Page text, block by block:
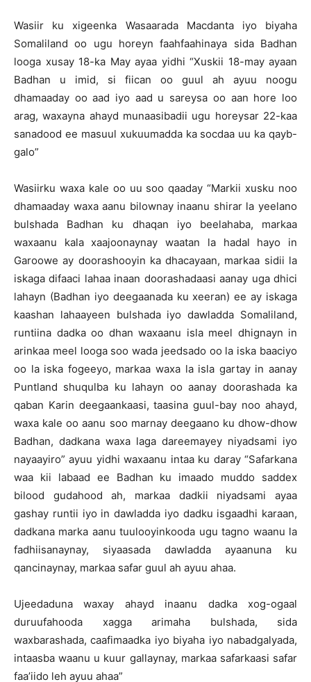
Wasiir ku xigeenka Wasaarada Macdanta iyo biyaha
Somaliland oo ugu horeyn faahfaahinaya sida Badhan
looga xusay 18-ka May ayaa yidhi “Xuskii 18-may ayaan
Badhan u imid, si fiican oo guul ah ayuu noogu
dhamaaday oo aad iyo aad u sareysa oo aan hore loo
arag, waxayna ahayd munaasibadii ugu horeysar 22-kaa
sanadood ee masuul xukuumadda ka socdaa uu ka qayb-
galo”
Wasiirku waxa kale oo uu soo qaaday “Markii xusku noo
dhamaaday waxa aanu bilownay inaanu shirar la yeelano
bulshada Badhan ku dhaqan iyo beelahaba, markaa
waxaanu kala xaajoonaynay waatan la hadal hayo in
Garoowe ay doorashooyin ka dhacayaan, markaa sidii la
iskaga difaaci lahaa inaan doorashadaasi aanay uga dhici
lahayn (Badhan iyo deegaanada ku xeeran) ee ay iskaga
kaashan lahaayeen bulshada iyo dawladda Somaliland,
runtiina dadka oo dhan waxaanu isla meel dhignayn in
arinkaa meel looga soo wada jeedsado oo la iska baaciyo
oo la iska fogeeyo, markaa waxa la isla gartay in aanay
Puntland shuqulba ku lahayn oo aanay doorashada ka
qaban Karin deegaankaasi, taasina guul-bay noo ahayd,
waxa kale oo aanu soo marnay deegaano ku dhow-dhow
Badhan, dadkana waxa laga dareemayey niyadsami iyo
nayaayiro” ayuu yidhi waxaanu intaa ku daray “Safarkana
waa kii labaad ee Badhan ku imaado muddo saddex
bilood gudahood ah, markaa dadkii niyadsami ayaa
gashay runtii iyo in dawladda iyo dadku isgaadhi karaan,
dadkana marka aanu tuulooyinkooda ugu tagno waanu la
fadhiisanaynay, siyaasada dawladda ayaanuna ku
qancinaynay, markaa safar guul ah ayuu ahaa.
Ujeedaduna waxay ahayd inaanu dadka xog-ogaal
duruufahooda xagga arimaha bulshada, sida
waxbarashada, caafimaadka iyo biyaha iyo nabadgalyada,
intaasba waanu u kuur gallaynay, markaa safarkaasi safar
faa’iido leh ayuu ahaa”